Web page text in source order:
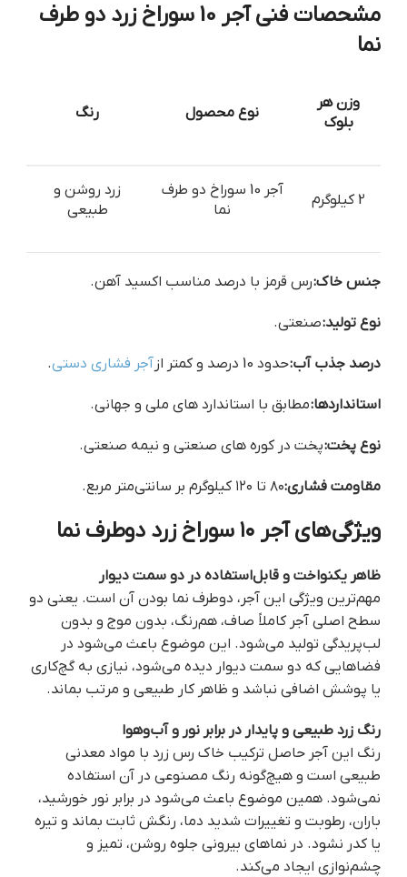
مشحصات فنی آجر 10 سوراخ زرد دو طرف
نما
وزن هر
بلوک
نوع محصول رنگ
2 کیلوگرم
آجر 10 سوراخ دو طرف
نما
زرد روشن و
طبیعی
جنس خاک:رس قرمز با درصد مناسب اکسید آهن.
نوع تولید:صنعتی.
درصد جذب آب:حدود 10 درصد و کمتر از آجر فشاری دستی.
استانداردها:مطابق با استاندارد های ملی و جهانی.
نوع پخت:پخت در کوره های صنعتی و نیمه صنعتی.
مقاومت فشاری:۸۰ تا ۱۲۰ کیلوگرم بر سانتی‌متر مربع.
ویژگی‌های آجر ۱۰ سوراخ زرد دوطرف نما
ظاهر یکنواخت و قابل‌استفاده در دو سمت دیوار
مهم‌ترین ویژگی این آجر، دوطرف نما بودن آن است. یعنی دو
سطح اصلی آجر کاملاً صاف، هم‌رنگ، بدون موج و بدون
لب‌پریدگی تولید می‌شود. این موضوع باعث می‌شود در
فضاهایی که دو سمت دیوار دیده می‌شود، نیازی به گچ‌کاری
یا پوشش اضافی نباشد و ظاهر کار طبیعی و مرتب بماند.
رنگ زرد طبیعی و پایدار در برابر نور و آب‌وهوا
رنگ این آجر حاصل ترکیب خاک رس زرد با مواد معدنی
طبیعی است و هیچ‌گونه رنگ مصنوعی در آن استفاده
نمی‌شود. همین موضوع باعث می‌شود در برابر نور خورشید،
باران، رطوبت و تغییرات شدید دما، رنگش ثابت بماند و تیره
یا کدر نشود. در نماهای بیرونی جلوه روشن، تمیز و
چشم‌نوازی ایجاد می‌کند.